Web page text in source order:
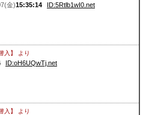
金)15:35:14 ID:5Rtlb1wI0.net
入】 より
ID:oH6UQwTj.net
入】 より